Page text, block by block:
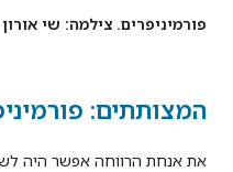
פורמיניפרים. צילמה: שי אורון
המצותתים:
את אנחת הרווחה אפשר היה